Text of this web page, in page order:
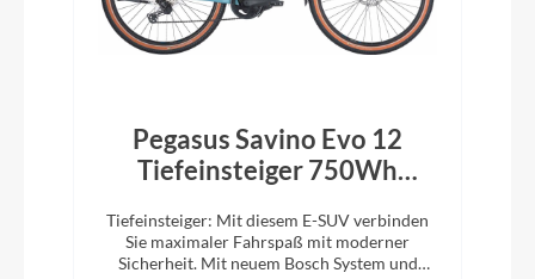
Pegasus Savino Evo 12
Tiefeinsteiger 750Wh
Tiefeinsteiger: Mit diesem E-SUV verbinden
Sie maximaler Fahrspaß mit moderner
Sicherheit. Mit neuem Bosch System und